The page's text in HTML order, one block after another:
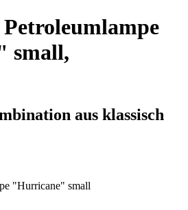
Petroleumlampe
small,
aus klassisch
"Hurricane" small